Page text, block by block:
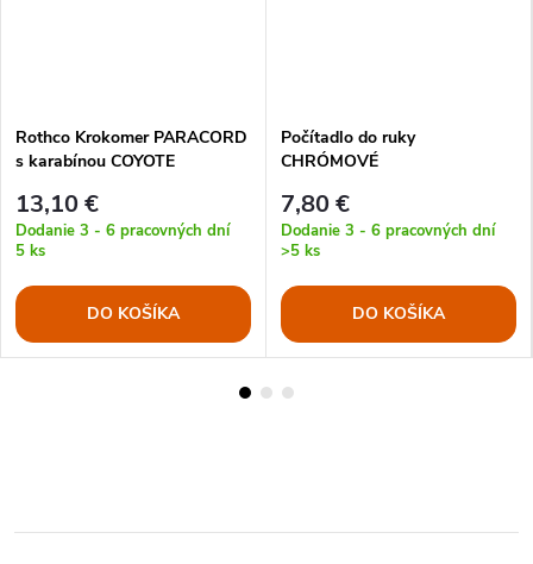
Rothco Krokomer PARACORD
s karabínou COYOTE
13,10 €
Dodanie 3 - 6 pracovných dní
5 ks
DO KOŠÍKA
Počítadlo do ruky
CHRÓMOVÉ
7,80 €
Dodanie 3 - 6 pracovných dní
>5 ks
DO KOŠÍKA